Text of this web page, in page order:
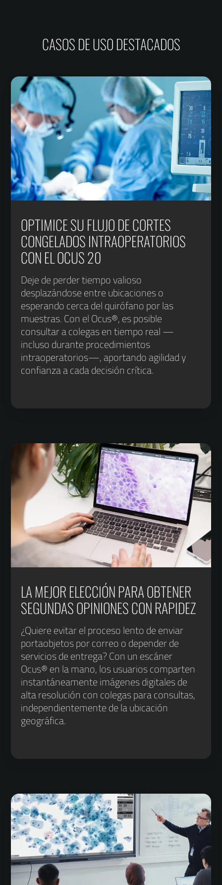
CASOS DE USO DESTACADOS
OPTIMICE SU FLUJO DE CORTES
CONGELADOS INTRAOPERATORIOS
CON EL OCUS 20
Deje de perder tiempo valioso
desplazándose entre ubicaciones o
esperando cerca del quirófano por las
muestras. Con el Ocus®, es posible
consultar a colegas en tiempo real —
incluso durante procedimientos
intraoperatorios—, aportando agilidad y
confianza a cada decisión crítica.
LA MEJOR ELECCIÓN PARA OBTENER
SEGUNDAS OPINIONES CON RAPIDEZ
¿Quiere evitar el proceso lento de enviar
portaobjetos por correo o depender de
servicios de entrega? Con un escáner
Ocus® en la mano, los usuarios comparten
instantáneamente imágenes digitales de
alta resolución con colegas para consultas,
independientemente de la ubicación
geográfica.